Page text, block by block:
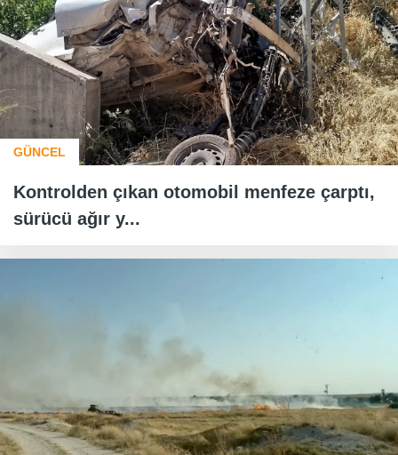
GÜNCEL
Kontrolden çıkan otomobil menfeze çarptı,
sürücü ağır y...